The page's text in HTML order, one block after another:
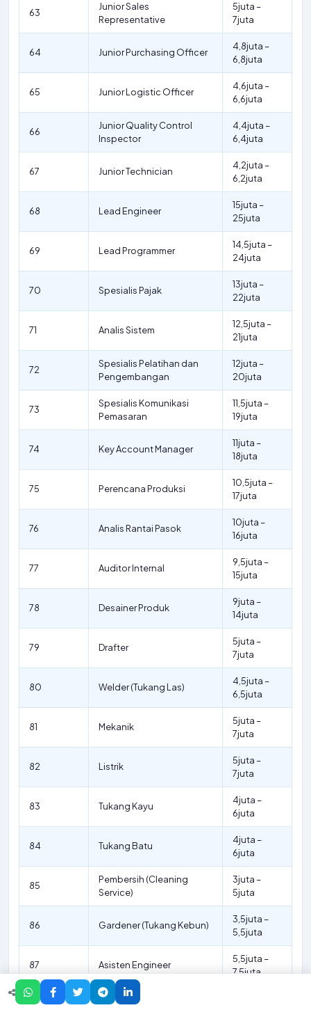
63
Junior Sales
Representative
5juta –
7juta
64 Junior Purchasing Officer
4,8juta –
6,8juta
65 Junior Logistic Officer
4,6juta –
6,6juta
66
Junior Quality Control
Inspector
4,4juta –
6,4juta
67 Junior Technician
4,2juta –
6,2juta
68 Lead Engineer
15juta –
25juta
69 Lead Programmer
14,5juta –
24juta
70 Spesialis Pajak
13juta –
22juta
71 Analis Sistem
12,5juta –
21juta
72
Spesialis Pelatihan dan
Pengembangan
12juta –
20juta
73
Spesialis Komunikasi
Pemasaran
11,5juta –
19juta
74 Key Account Manager
11juta –
18juta
75 Perencana Produksi
10,5juta –
17juta
76 Analis Rantai Pasok
10juta –
16juta
77 Auditor Internal
9,5juta –
15juta
78 Desainer Produk
9juta –
14juta
79 Drafter
5juta –
7juta
80 Welder (Tukang Las)
4,5juta –
6,5juta
81 Mekanik
5juta –
7juta
82 Listrik
5juta –
7juta
83 Tukang Kayu
4juta –
6juta
84 Tukang Batu
4juta –
6juta
85
Pembersih (Cleaning
Service)
3juta –
5juta
86 Gardener (Tukang Kebun)
3,5juta –
5,5juta
87 Asisten Engineer
5,5juta –
7,5juta
88 Asisten Programmer